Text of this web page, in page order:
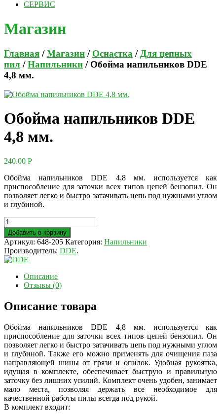
СЕРВИС
Магазин
Главная /Магазин / Оснастка /Для цепных
пил /Напильники / Обойма напильников DDE
4,8 мм.
Обойма напильников DDE
4,8 мм.
240.00 Р
Обойма напильников DDE 4,8 мм. используется как
приспособление для заточки всех типов цепей бензопил. Он
позволяет легко и быстро затачивать цепь под нужными углом
и глубиной.
Добавить в корзину
Артикул: 648-205 Категория: Напильники
Производитель: DDE.
Описание
Отзывы (0)
Описание товара
Обойма напильников DDE 4,8 мм. используется как
приспособление для заточки всех типов цепей бензопил. Он
позволяет легко и быстро затачивать цепь под нужными углом
и глубиной. Также его можно применять для очищения паза
направляющей шины от грязи и опилок. Удобная рукоятка,
идущая в комплекте, обеспечивает быструю и правильную
заточку без лишних усилий. Комплект очень удобен, занимает
мало места, позволяя держать все необходимое для
качественной работы пилы всегда под рукой.
В комплект входит: